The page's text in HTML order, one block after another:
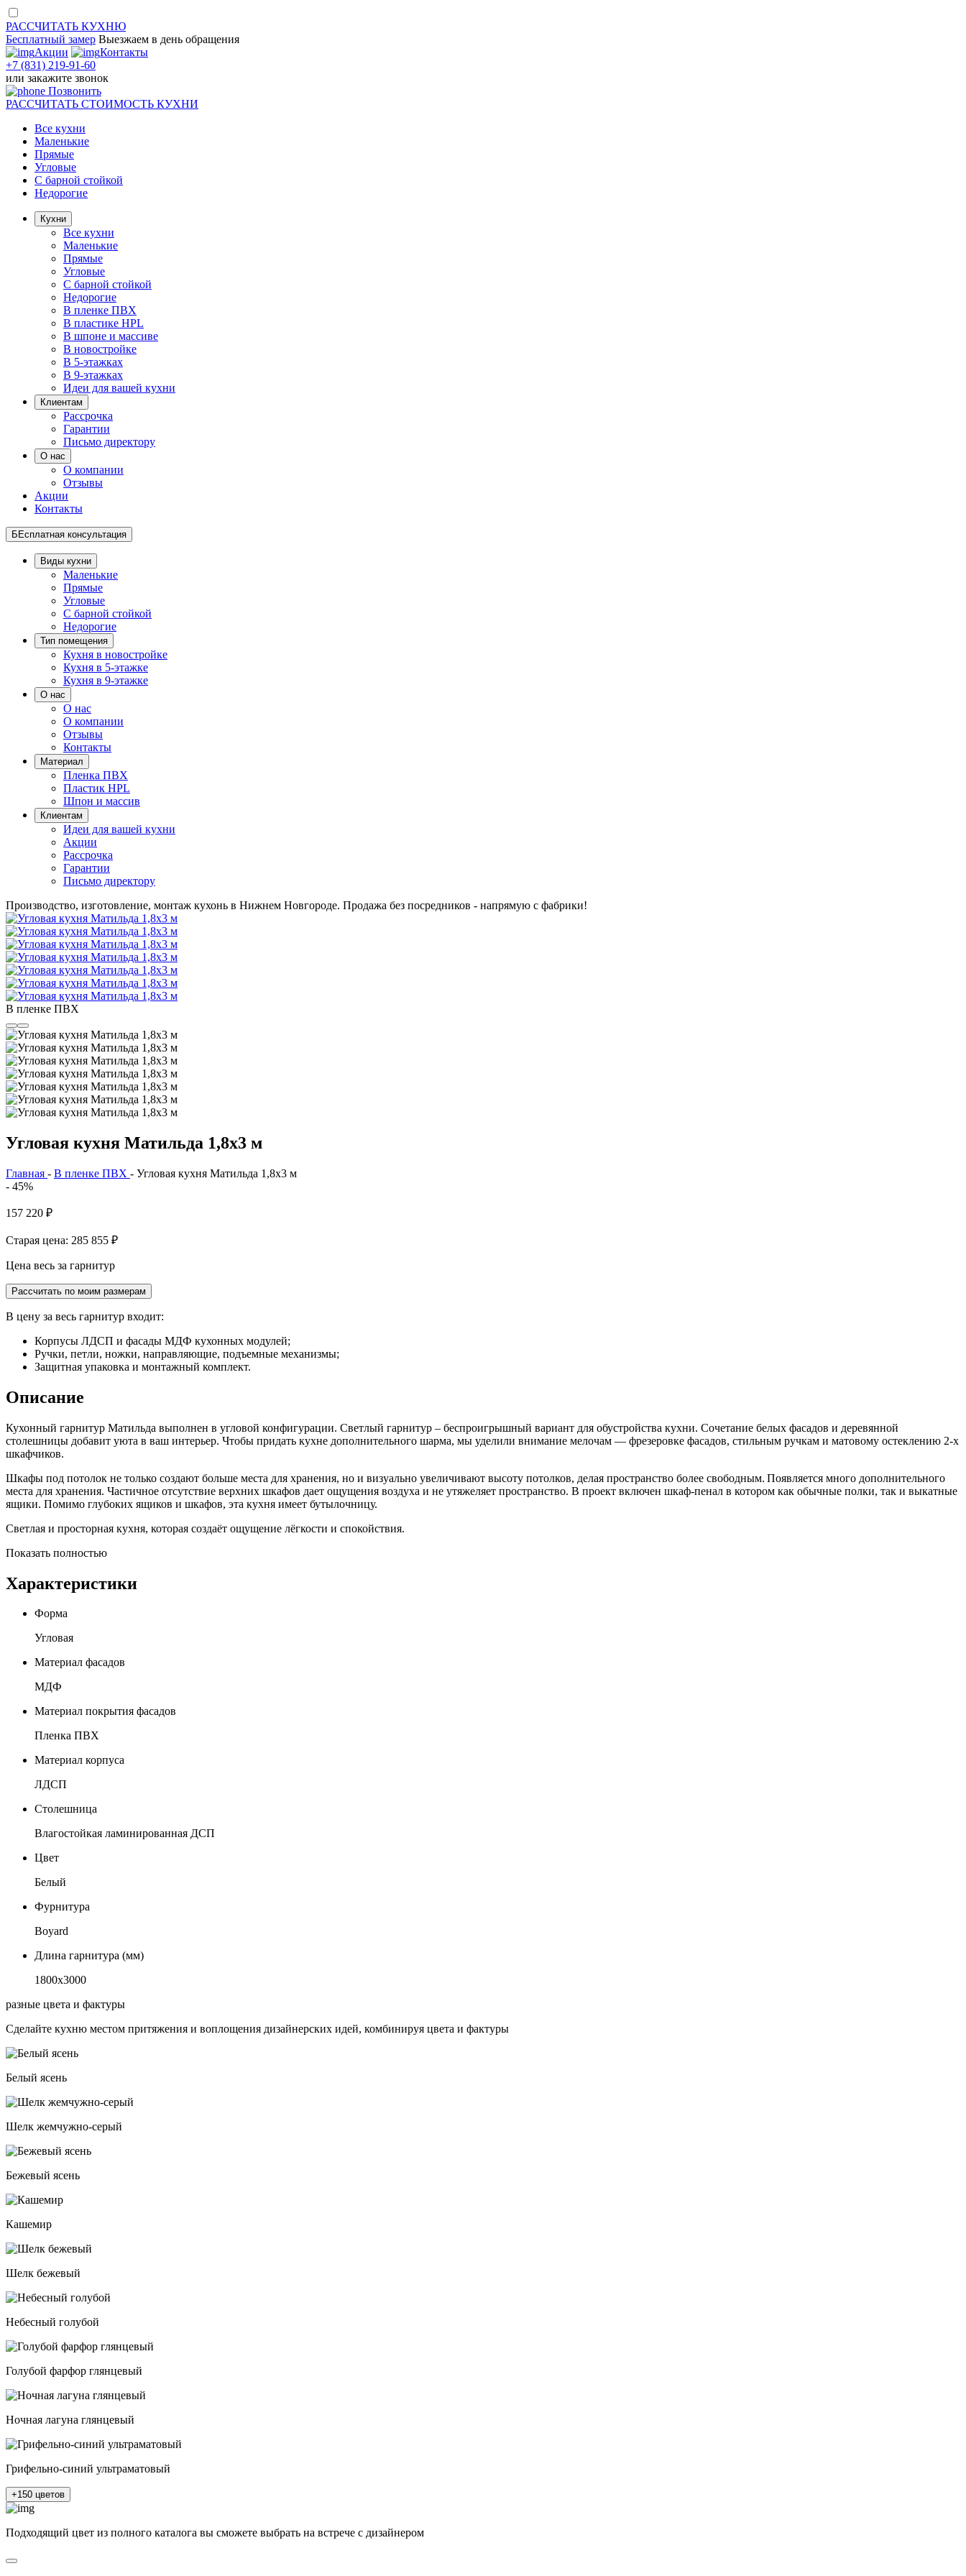
РАССЧИТАТЬ КУХНЮ
Бесплатный замер Выезжаем в день обращения
Акции
Контакты
+7 (831) 219-91-60
или закажите звонок
Позвонить
РАССЧИТАТЬ СТОИМОСТЬ КУХНИ
Все кухни
Маленькие
Прямые
Угловые
С барной стойкой
Недорогие
Кухни
Все кухни
Маленькие
Прямые
Угловые
С барной стойкой
Недорогие
В пленке ПВХ
В пластике HPL
В шпоне и массиве
В новостройке
В 5-этажках
В 9-этажках
Идеи для вашей кухни
Клиентам
Рассрочка
Гарантии
Письмо директору
О нас
О компании
Отзывы
Акции
Контакты
БЕсплатная консультация
Виды кухни
Маленькие
Прямые
Угловые
С барной стойкой
Недорогие
Тип помещения
Кухня в новостройке
Кухня в 5-этажке
Кухня в 9-этажке
О нас
О нас
О компании
Отзывы
Контакты
Материал
Пленка ПВХ
Пластик HPL
Шпон и массив
Клиентам
Идеи для вашей кухни
Акции
Рассрочка
Гарантии
Письмо директору
Производство, изготовление, монтаж кухонь в Нижнем Новгороде. Продажа без посредников - напрямую с фабрики!
В пленке ПВХ
Угловая кухня Матильда 1,8х3 м
Главная - В пленке ПВХ - Угловая кухня Матильда 1,8х3 м
- 45%
157 220 ₽
Старая цена: 285 855 ₽
Цена весь за гарнитур
Рассчитать по моим размерам
В цену за весь гарнитур входит:
Корпусы ЛДСП и фасады МДФ кухонных модулей;
Ручки, петли, ножки, направляющие, подъемные механизмы;
Защитная упаковка и монтажный комплект.
Описание
Кухонный гарнитур Матильда выполнен в угловой конфигурации. Светлый гарнитур – беспроигрышный вариант для обустройства кухни. Сочетание белых фасадов и деревянной
столешницы добавит уюта в ваш интерьер. Чтобы придать кухне дополнительного шарма, мы уделили внимание мелочам — фрезеровке фасадов, стильным ручкам и матовому остеклению 2-х
шкафчиков.
Шкафы под потолок не только создают больше места для хранения, но и визуально увеличивают высоту потолков, делая пространство более свободным. Появляется много дополнительного
места для хранения. Частичное отсутствие верхних шкафов дает ощущения воздуха и не утяжеляет пространство. В проект включен шкаф-пенал в котором как обычные полки, так и выкатные
ящики. Помимо глубоких ящиков и шкафов, эта кухня имеет бутылочницу.
Светлая и просторная кухня, которая создаёт ощущение лёгкости и спокойствия.
Показать полностью
Характеристики
Форма
Угловая
Материал фасадов
МДФ
Материал покрытия фасадов
Пленка ПВХ
Материал корпуса
ЛДСП
Столешница
Влагостойкая ламинированная ДСП
Цвет
Белый
Фурнитура
Boyard
Длина гарнитура (мм)
1800х3000
разные цвета и фактуры
Сделайте кухню местом притяжения и воплощения дизайнерских идей, комбинируя цвета и фактуры
Белый ясень
Шелк жемчужно-серый
Бежевый ясень
Кашемир
Шелк бежевый
Небесный голубой
Голубой фарфор глянцевый
Ночная лагуна глянцевый
Грифельно-синий ультраматовый
+150 цветов
Подходящий цвет из полного каталога вы сможете выбрать на встрече с дизайнером